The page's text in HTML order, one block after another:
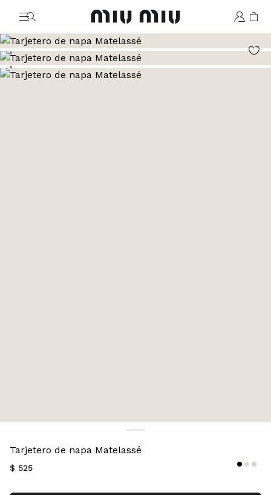
MiuMiu logo
Ver la imagen 2
Ver la imagen 3
Ver la imagen 4
Tarjetero de napa Matelassé
$ 525